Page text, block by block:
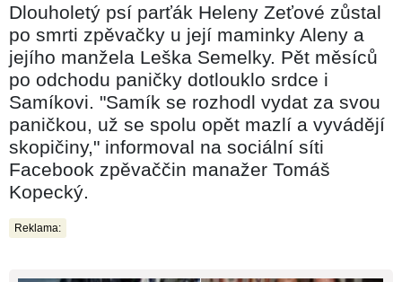
Dlouholetý psí parťák Heleny Zeťové zůstal
po smrti zpěvačky u její maminky Aleny a
jejího manžela Leška Semelky. Pět měsíců
po odchodu paničky dotlouklo srdce i
Samíkovi. "Samík se rozhodl vydat za svou
paničkou, už se spolu opět mazlí a vyvádějí
skopičiny," informoval na sociální síti
Facebook zpěvaččin manažer Tomáš
Kopecký.
Reklama: